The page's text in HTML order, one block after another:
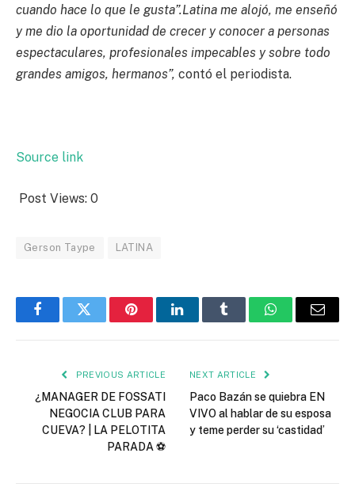
cuando hace lo que le gusta”.Latina me alojó, me enseñó
y me dio la oportunidad de crecer y conocer a personas
espectaculares, profesionales impecables y sobre todo
grandes amigos, hermanos”, contó el periodista.
Source link
Post Views: 0
Gerson Taype LATINA
FacebookTwitter PinterestLinkedInTumblr WhatsAppEmail
PREVIOUS ARTICLE
¿MANAGER DE FOSSATI
NEGOCIA CLUB PARA
CUEVA? | LA PELOTITA
PARADA ⚽
NEXT ARTICLE
Paco Bazán se quiebra EN
VIVO al hablar de su esposa
y teme perder su ‘castidad’